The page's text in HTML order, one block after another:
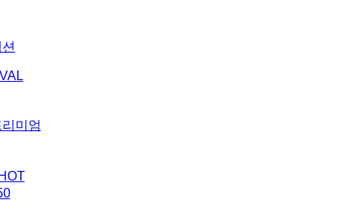
미엄